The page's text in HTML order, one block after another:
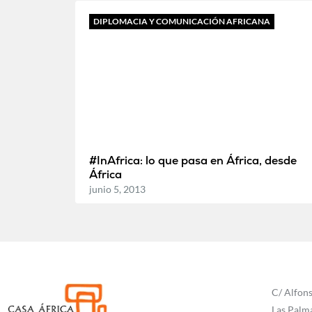
DIPLOMACIA Y COMUNICACIÓN AFRICANA
#InAfrica: lo que pasa en África, desde
África
junio 5, 2013
C/
Las